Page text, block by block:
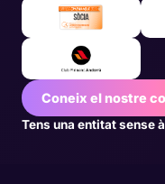
Coneix el nostre
Tens una entitat sense